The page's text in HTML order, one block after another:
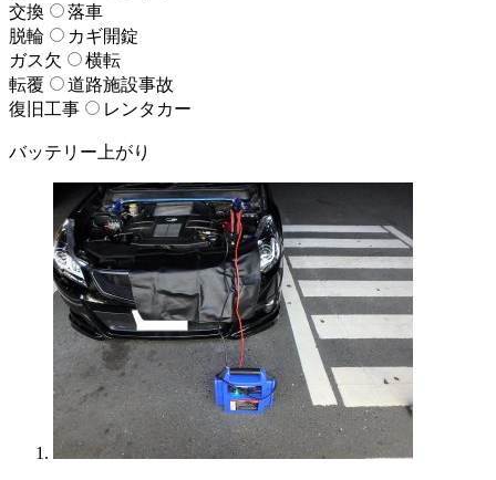
交換
落車
脱輪
カギ開錠
ガス欠
横転
転覆
道路施設事故
復旧工事
レンタカー
バッテリー上がり